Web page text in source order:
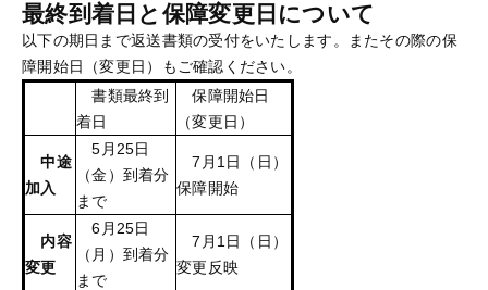
最終到着日と保障変更日について
以下の期日まで返送書類の受付をいたします。またその際の保
障開始日（変更日）もご確認ください。
書類最終到
着日
保障開始日
（変更日）
中途
加入
5月25日
（金）到着分
まで
7月1日（日）
保障開始
内容
変更
6月25日
（月）到着分
まで
7月1日（日）
変更反映